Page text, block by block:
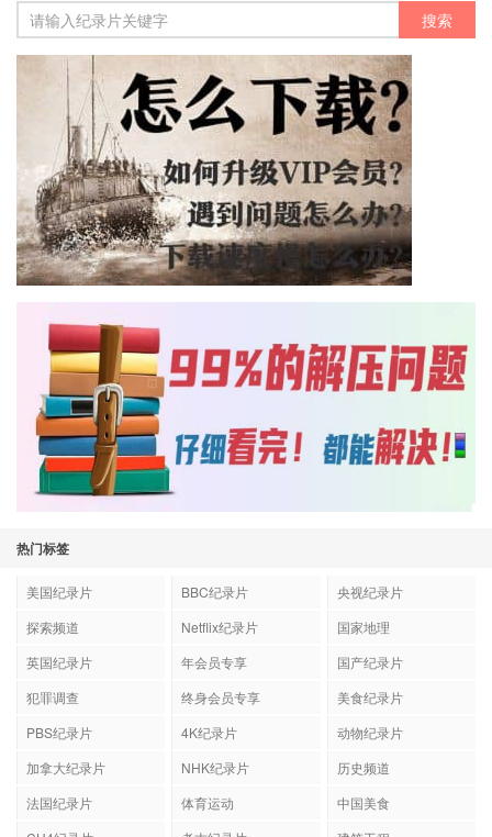
美国纪录片 BBC纪录片
央视纪录片
探索频道
Netflix纪录片
国家地理
英国纪录片
年会员专享
国产纪录片
犯罪调查
终身会员专享
美食纪录片
PBS纪录片
4K纪录片
动物纪录片
加拿大纪录片
NHK纪录片
历史频道